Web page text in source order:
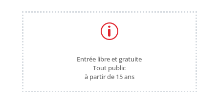
p
Entrée libre et gratuite
Tout public
à partir de 15 ans